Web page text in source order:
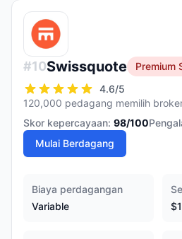
#10Swissquote
Premium
4.6/5
120,000 pedagang memilih
Skor kepercayaan: 98/100
Mulai Berdagang
Biaya perdagangan
Variable